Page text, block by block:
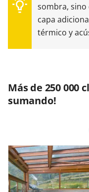
sombra,
capa
térmico y
Más de 250 000
sumando!